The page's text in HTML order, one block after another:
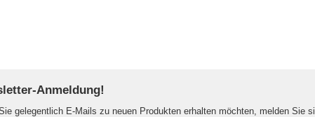
Anmeldung!
gelegentlich E-Mails zu neuen Produkten erhalten möchten, melden Sie